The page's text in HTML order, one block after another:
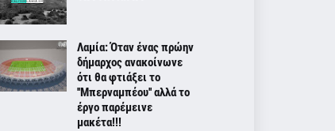
Λαμία: Όταν ένας πρώην
δήμαρχος ανακοίνωνε
ότι θα φτιάξει το
''Μπερναμπέου'' αλλά το
έργο παρέμεινε
μακέτα!!!